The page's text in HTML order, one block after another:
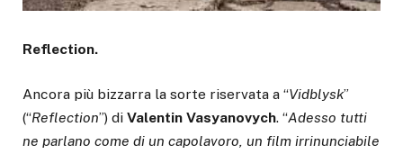
Reflection.
Ancora più bizzarra la sorte riservata a “Vidblysk”
(“Reflection”) di Valentin Vasyanovych. “Adesso tutti
ne parlano come di un capolavoro, un film irrinunciabile